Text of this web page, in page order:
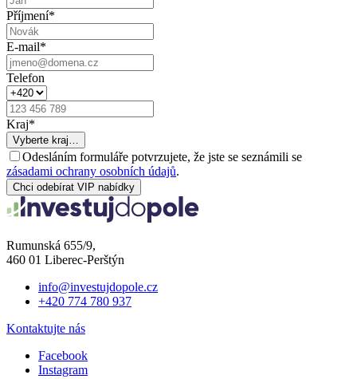
Příjmení*
E-mail*
Telefon
Kraj*
Vyberte kraj…
Odesláním formuláře potvrzujete, že jste se seznámili se
zásadami ochrany osobních údajů.
Chci odebírat VIP nabídky
Rumunská 655/9,
460 01 Liberec-Perštýn
info@investujdopole.cz
+420 774 780 937
Kontaktujte nás
Facebook
Instagram